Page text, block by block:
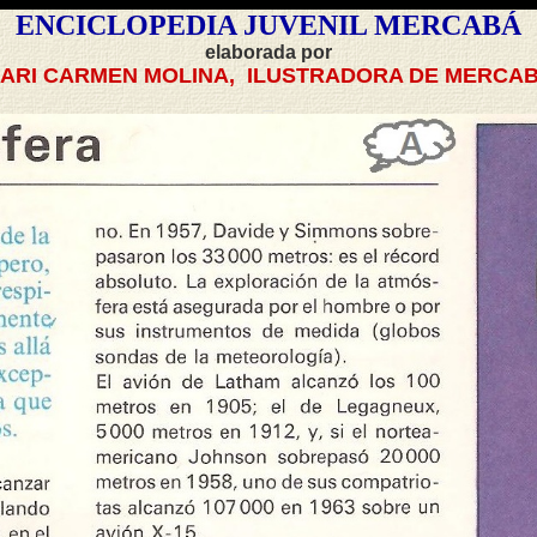
ENCICLOPEDIA JUVENIL MERCABÁ
elaborada por
CARMEN MOLINA, ILUSTRADORA DE